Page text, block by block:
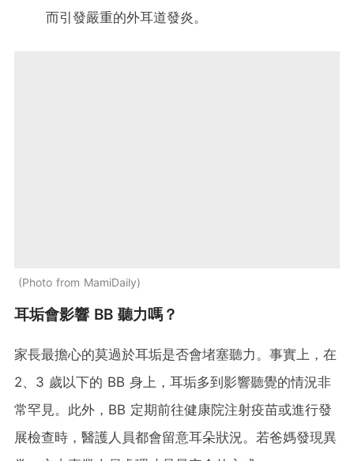
而引發嚴重的外耳道發炎。
Photo from MamiDaily
耳垢會影響 BB 聽力嗎？
家長最擔心的莫過於耳垢是否會堵塞聽力。事實上，在
2、3 歲以下的 BB 身上，耳垢多到影響聽覺的情況非
常罕見。此外，BB 定期前往健康院注射疫苗或進行發
展檢查時，醫護人員都會留意耳朵狀況。若爸媽發現異